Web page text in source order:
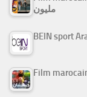
مليون
BEIN sport